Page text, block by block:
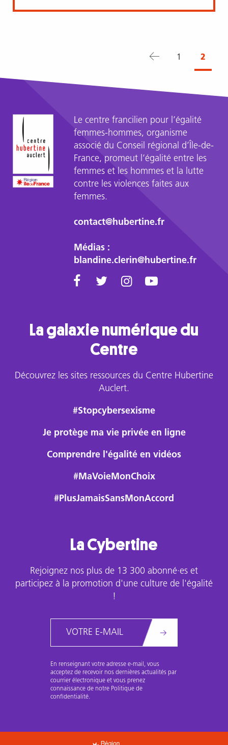
Page
Admin
page
1
Page
2
Le centre francilien pour l’égalité
femmes-hommes, organisme
associé du Conseil régional d’Île-de-
France, promeut l’égalité entre les
femmes et les hommes et la lutte
contre les violences faites aux
femmes.
contact@hubertine.fr
Médias :
blandine.clerin@hubertine.fr
La galaxie numérique du
Centre
Découvrez les sites ressources du Centre Hubertine
Auclert.
#Stopcybersexisme
Je protège ma vie privée en ligne
Comprendre l'égalité en vidéos
#MaVoieMonChoix
#PlusJamaisSansMonAccord
La Cybertine
Rejoignez nos plus de 13 300 abonné·es et
participez à la promotion d'une culture de l'égalité
!
En renseignant votre adresse e-mail, vous
acceptez de recevoir nos dernières actualités par
courrier électronique et vous prenez
connaissance de notre Politique de
confidentialité.